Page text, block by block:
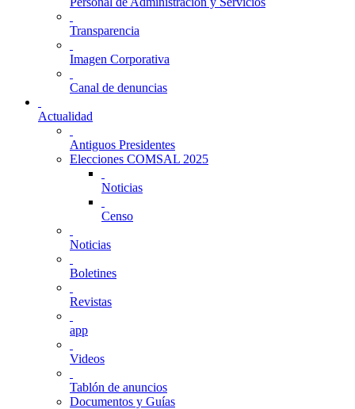
Transparencia
Imagen Corporativa
Canal de denuncias
Actualidad
Antiguos Presidentes
Elecciones COMSAL 2025
Noticias
Censo
Noticias
Boletines
Revistas
app
Videos
Tablón de anuncios
Documentos y Guías